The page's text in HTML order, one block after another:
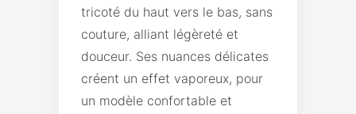
tricoté du haut vers le bas, sans
couture, alliant légèreté et
douceur. Ses nuances délicates
créent un effet vaporeux, pour
un modèle confortable et